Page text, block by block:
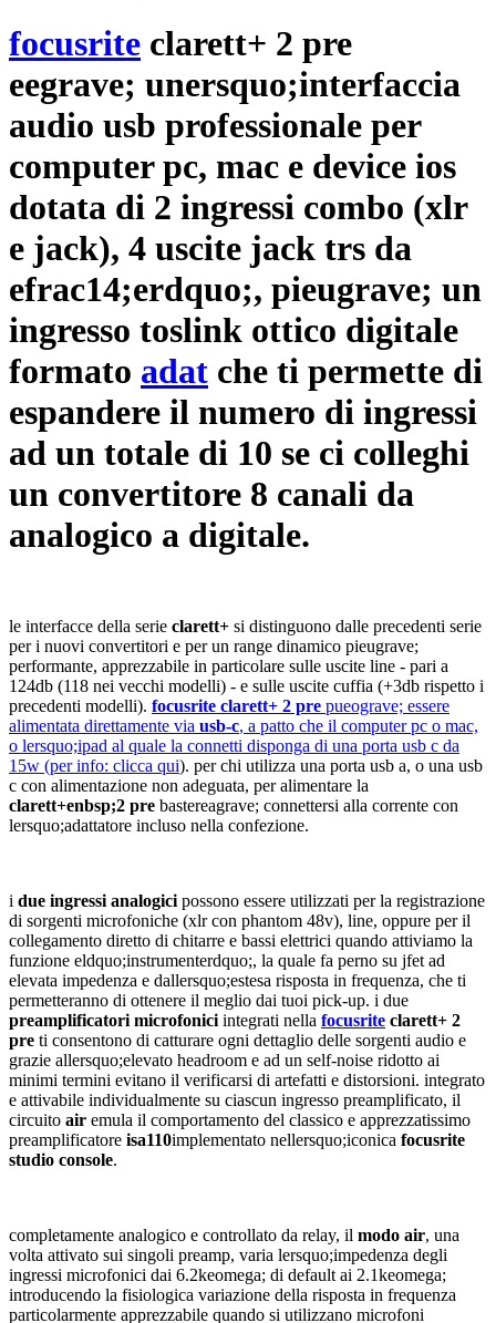
focusrite clarett+ 2 pre
eegrave; unersquo;interfaccia
audio usb professionale per
computer pc, mac e device ios
dotata di 2 ingressi combo (xlr
e jack), 4 uscite jack trs da
efrac14;erdquo;, pieugrave; un
ingresso toslink ottico digitale
formato adat che ti permette di
espandere il numero di ingressi
ad un totale di 10 se ci colleghi
un convertitore 8 canali da
analogico a digitale.
le interfacce della serie clarett+ si distinguono dalle precedenti serie
per i nuovi convertitori e per un range dinamico pieugrave;
performante, apprezzabile in particolare sulle uscite line - pari a
124db (118 nei vecchi modelli) - e sulle uscite cuffia (+3db rispetto i
precedenti modelli). focusrite clarett+ 2 pre pueograve; essere
alimentata direttamente via usb-c, a patto che il computer pc o mac,
o lersquo;ipad al quale la connetti disponga di una porta usb c da
15w (per info: clicca qui). per chi utilizza una porta usb a, o una usb
c con alimentazione non adeguata, per alimentare la
clarett+enbsp;2 pre bastereagrave; connettersi alla corrente con
lersquo;adattatore incluso nella confezione.
i due ingressi analogici possono essere utilizzati per la registrazione
di sorgenti microfoniche (xlr con phantom 48v), line, oppure per il
collegamento diretto di chitarre e bassi elettrici quando attiviamo la
funzione eldquo;instrumenterdquo;, la quale fa perno su jfet ad
elevata impedenza e dallersquo;estesa risposta in frequenza, che ti
permetteranno di ottenere il meglio dai tuoi pick-up. i due
preamplificatori microfonici integrati nella focusrite clarett+ 2
pre ti consentono di catturare ogni dettaglio delle sorgenti audio e
grazie allersquo;elevato headroom e ad un self-noise ridotto ai
minimi termini evitano il verificarsi di artefatti e distorsioni. integrato
e attivabile individualmente su ciascun ingresso preamplificato, il
circuito air emula il comportamento del classico e apprezzatissimo
preamplificatore isa110implementato nellersquo;iconica focusrite
studio console.
completamente analogico e controllato da relay, il modo air, una
volta attivato sui singoli preamp, varia lersquo;impedenza degli
ingressi microfonici dai 6.2keomega; di default ai 2.1keomega;
introducendo la fisiologica variazione della risposta in frequenza
particolarmente apprezzabile quando si utilizzano microfoni